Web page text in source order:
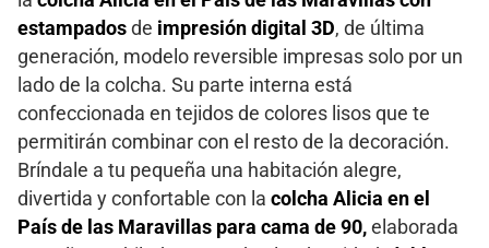
estampados de impresión digital 3D, de última
generación, modelo reversible impresas solo por un
lado de la colcha. Su parte interna está
confeccionada en tejidos de colores lisos que te
permitirán combinar con el resto de la decoración.
Bríndale a tu pequeña una habitación alegre,
divertida y confortable con la colcha Alicia en el
País de las Maravillas para cama de 90, elaborada